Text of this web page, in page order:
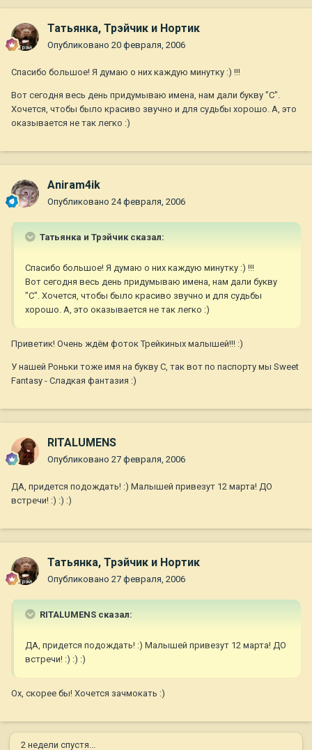
Татьянка, Трэйчик и Нортик
Опубликовано 20 февраля, 2006
Спасибо большое! Я думаю о них каждую минутку :) !!!
Вот сегодня весь день придумываю имена, нам дали букву "С".
Хочется, чтобы было красиво звучно и для судьбы хорошо. А, это
оказывается не так легко :)
Aniram4ik
Опубликовано 24 февраля, 2006
Татьянка и Трэйчик сказал:
Спасибо большое! Я думаю о них каждую минутку :) !!!
Вот сегодня весь день придумываю имена, нам дали букву
"С". Хочется, чтобы было красиво звучно и для судьбы
хорошо. А, это оказывается не так легко :)
Приветик! Очень ждём фоток Трейкиных малышей!!! :)
У нашей Роньки тоже имя на букву С, так вот по паспорту мы Sweet
Fantasy - Сладкая фантазия :)
RITALUMENS
Опубликовано 27 февраля, 2006
ДА, придется подождать! :) Малышей привезут 12 марта! ДО
встречи! :) :) :)
Татьянка, Трэйчик и Нортик
Опубликовано 27 февраля, 2006
RITALUMENS сказал:
ДА, придется подождать! :) Малышей привезут 12 марта! ДО
встречи! :) :) :)
Ох, скорее бы! Хочется зачмокать :)
2 недели спустя...